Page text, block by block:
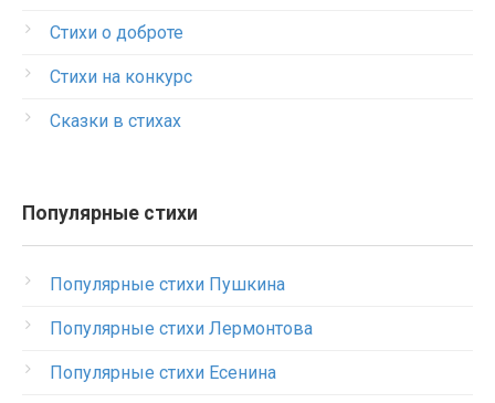
Стихи о доброте
Стихи на конкурс
Сказки в стихах
Популярные стихи
Популярные стихи Пушкина
Популярные стихи Лермонтова
Популярные стихи Есенина